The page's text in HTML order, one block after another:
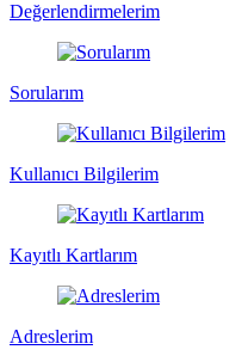
Değerlendirmelerim
Sorularım
Kullanıcı Bilgilerim
Kayıtlı Kartlarım
Adreslerim